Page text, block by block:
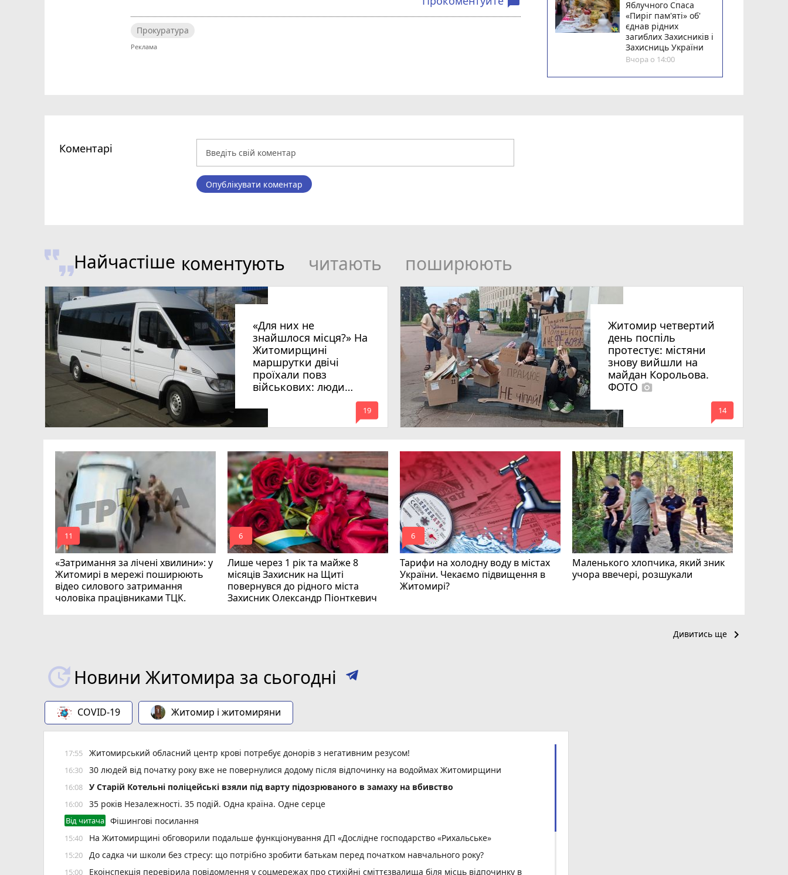
Прокуратура
Яблучного Спаса
«Пиріг пам'яті» об'
єднав рідних
загиблих Захисників і
Захисниць України
Вчора о 14:00
Коментарі
Опублікувати коментар
Найчастіше коментують читають поширюють
«Для них не
знайшлося місця?» На
Житомирщині
маршрутки двічі
проїхали повз
військових: люди
вимагають покарати
винних
mode_comment
19
Житомир четвертий
день поспіль
протестує: містяни
знову вийшли на
майдан Корольова.
ФОТО photo_camera
mode_comment
14
«Затримання за лічені хвилини»: у
Житомирі в мережі поширюють
відео силового затримання
чоловіка працівниками ТЦК.
mode_comment
11
Лише через 1 рік та майже 8
місяців Захисник на Щиті
повернувся до рідного міста
Захисник Олександр Піонткевич
mode_comment
6
Тарифи на холодну воду в містах
України. Чекаємо підвищення в
Житомирі?
mode_comment
6
Маленького хлопчика, який зник
учора ввечері, розшукали
Дивитись ще keyboard_arrow_right
Новини Житомира за сьогодні
COVID-19 Житомир і житомиряни
17:55 Житомирський обласний центр крові потребує донорів з негативним резусом!
16:30 30 людей від початку року вже не повернулися додому після відпочинку на водоймах Житомирщини
16:08 У Старій Котельні поліцейські взяли під варту підозрюваного в замаху на вбивство
16:00 35 років Незалежності. 35 подій. Одна країна. Одне серце
Від читача Фішингові посилання
15:40 На Житомирщині обговорили подальше функціонування ДП «Дослідне господарство «Рихальське»
15:20 До садка чи школи без стресу: що потрібно зробити батькам перед початком навчального року?
15:00
Екоінспекція перевірила повідомлення у соцмережах про стихійні сміттєзвалища біля місць відпочинку в